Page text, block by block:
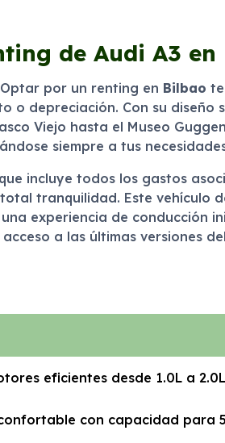
de Audi A3 en
por un renting en Bilbao
o depreciación. Con su diseño
Viejo hasta el Museo
siempre a tus
incluye todos los gastos
tranquilidad. Este vehículo
experiencia de conducción
a las últimas versiones
eficientes desde 1.0L a 2.0L
con capacidad para